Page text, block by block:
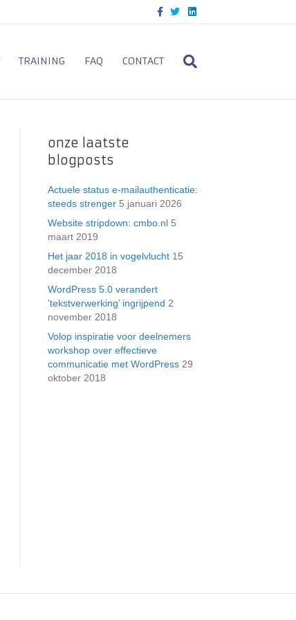
c
o
o
T
i
e
L
n
d
TRAINING FAQ CONTACT
onze laatste
blogposts
Actuele status e-mailauthenticatie:
steeds strenger 5 januari 2026
Website stripdown: cmbo.nl 5
maart 2019
Het jaar 2018 in vogelvlucht 15
december 2018
WordPress 5.0 verandert
’tekstverwerking’ ingrijpend 2
november 2018
Volop inspiratie voor deelnemers
workshop over effectieve
communicatie met WordPress 29
oktober 2018